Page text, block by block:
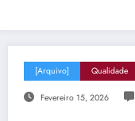
[Arquivo] Qualidade
Fevereiro 15, 2026